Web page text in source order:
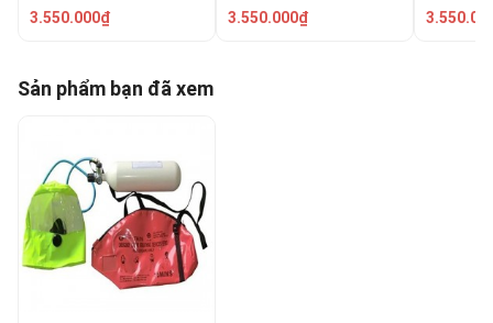
Fangzhan TH/15-1
3.550.000₫
phút THRS-15
3.550.000₫
Fenzi
Sản phẩm bạn đã xem